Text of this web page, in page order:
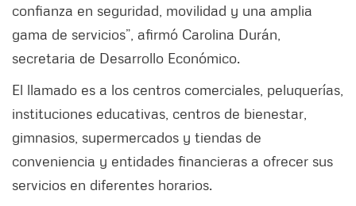
confianza en seguridad, movilidad y una amplia
gama de servicios”, afirmó Carolina Durán,
secretaria de Desarrollo Económico.
El llamado es a los centros comerciales, peluquerías,
instituciones educativas, centros de bienestar,
gimnasios, supermercados y tiendas de
conveniencia y entidades financieras a ofrecer sus
servicios en diferentes horarios.